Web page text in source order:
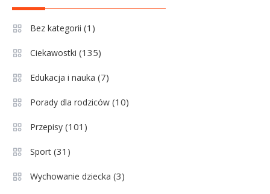
historyczne dane
1 Wychowanie dziecka
Jak pomóc dziecku przygotować
dobre rozwiązanie dla
maturzysty?
Bez kategorii (1)
Ciekawostki (135)
Edukacja i nauka (7)
Porady dla rodziców (10)
Przepisy (101)
Sport (31)
Wychowanie dziecka (3)